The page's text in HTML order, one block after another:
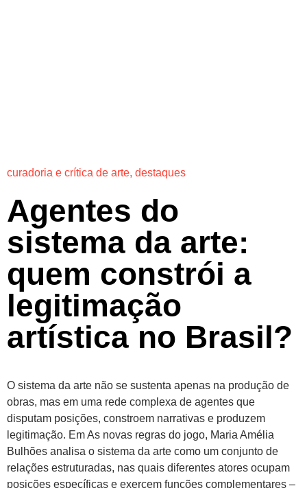
curadoria e crítica de arte, destaques
Agentes do
sistema da arte:
quem constrói a
legitimação
artística no Brasil?
O sistema da arte não se sustenta apenas na produção de
obras, mas em uma rede complexa de agentes que
disputam posições, constroem narrativas e produzem
legitimação. Em As novas regras do jogo, Maria Amélia
Bulhões analisa o sistema da arte como um conjunto de
relações estruturadas, nas quais diferentes atores ocupam
posições específicas e exercem funções complementares –